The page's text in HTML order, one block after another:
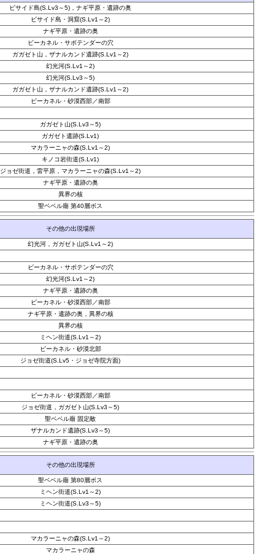
ビサイド島(S.Lv3～5)，ナギ平原・遺跡の奥
ビサイド島・洞窟(S.Lv1～2)
ナギ平原・遺跡の奥
ビーカネル・サボテンダーの穴
ガガゼト山，ザナルカンド遺跡(S.Lv1～2)
幻光河(S.Lv1～2)
幻光河(S.Lv3～5)
ガガゼト山，ザナルカンド遺跡(S.Lv1～2)
ビーカネル・砂漠西部／南部
ガガゼト山(S.Lv3～5)
ガガゼト遺跡(S.Lv1)
マカラーニャの森(S.Lv1～2)
キノコ岩街道(S.Lv1)
ジョゼ街道，雷平原，マカラーニャの森(S.Lv1～2)
ナギ平原・遺跡の奥
異界の核
聖ベベル廟 第40層ボス
その他の出現場所
幻光河，ガガゼト山(S.Lv1～2)
ビーカネル・サボテンダーの穴
幻光河(S.Lv1～2)
ナギ平原・遺跡の奥
ビーカネル・砂漠西部／南部
ナギ平原・遺跡の奥，異界の核
異界の核
ミヘン街道(S.Lv1～2)
ビーカネル・砂漠北部
ジョゼ街道(S.Lv5・ジョゼ寺院方面)
ビーカネル・砂漠西部／南部
ジョゼ街道，ガガゼト山(S.Lv3～5)
聖ベベル廟 固定敵
ザナルカンド遺跡(S.Lv3～5)
ナギ平原・遺跡の奥
その他の出現場所
聖ベベル廟 第80層ボス
ミヘン街道(S.Lv1～2)
ミヘン街道(S.Lv3～5)
マカラーニャの森(S.Lv1～2)
マカラーニャの森